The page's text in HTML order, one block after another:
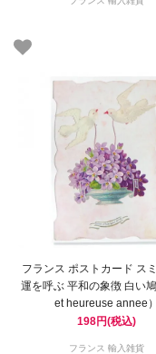
フランス ポストカード ス
運を呼ぶ 平和の象徴 白い
et heureuse annee）
198円(税込)
フランス 輸入雑貨